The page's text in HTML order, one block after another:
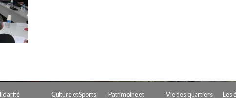
Culture et Sports
Patrimoine et
Vie des quartiers Les